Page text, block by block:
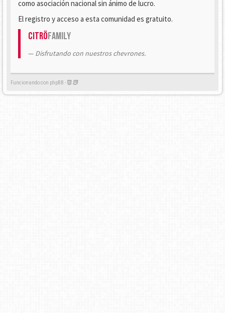
como asociación nacional sin ánimo de lucro.
El registro y acceso a esta comunidad es gratuito.
CitröFamily
Disfrutando con nuestros chevrones.
Funcionando con phpBB -